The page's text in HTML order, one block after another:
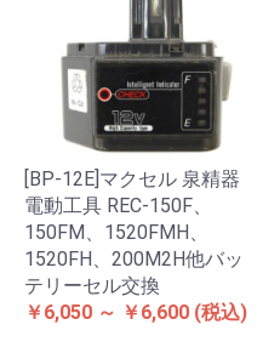
[BP-12E]マクセル 泉精器
電動工具 REC-150F、
150FM、1520FMH、
1520FH、200M2H他バッ
テリーセル交換
￥6,050 ～ ￥6,600 (税込)